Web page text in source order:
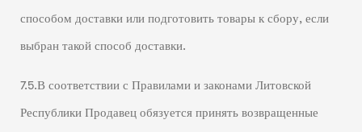
способом доставки или подготовить товары к сбору, если
выбран такой способ доставки.
7.5.В соответствии с Правилами и законами Литовской
Республики Продавец обязуется принять возвращенные